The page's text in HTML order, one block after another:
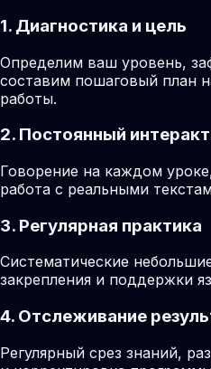
1. Диагностика и цель
Определим ваш уровень,
составим пошаговый план
работы.
2. Постоянный
Говорение на каждом
работа с реальными
3. Регулярная практика
Систематические
закрепления и поддержки
4. Отслеживание
Регулярный срез знаний,